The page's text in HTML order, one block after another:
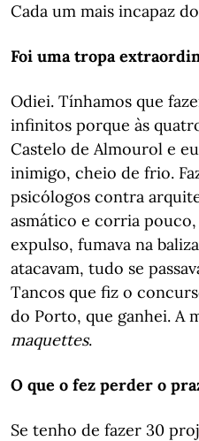
Cada um mais incapaz
Foi uma tropa
Odiei. Tínhamos que
infinitos porque às
Castelo de Almourol e
inimigo, cheio de frio.
psicólogos contra
asmático e corria
expulso, fumava na
atacavam, tudo se
Tancos que fiz o
do Porto, que ganhei. A
maquettes.
O que o fez perder o
Se tenho de fazer 30